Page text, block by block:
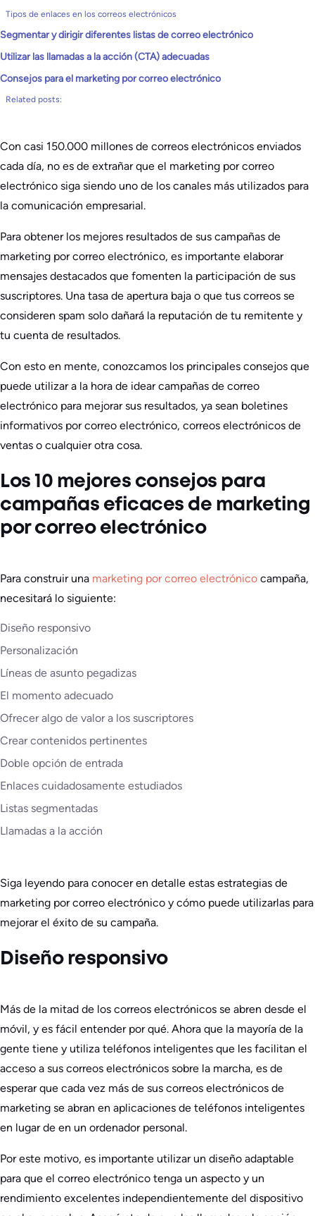
Tipos de enlaces en los correos electrónicos
Segmentar y dirigir diferentes listas de correo electrónico
Utilizar las llamadas a la acción (CTA) adecuadas
Consejos para el marketing por correo electrónico
Related posts:
Con casi 150.000 millones de correos electrónicos enviados
cada día, no es de extrañar que el marketing por correo
electrónico siga siendo uno de los canales más utilizados para
la comunicación empresarial.
Para obtener los mejores resultados de sus campañas de
marketing por correo electrónico, es importante elaborar
mensajes destacados que fomenten la participación de sus
suscriptores. Una tasa de apertura baja o que tus correos se
consideren spam solo dañará la reputación de tu remitente y
tu cuenta de resultados.
Con esto en mente, conozcamos los principales consejos que
puede utilizar a la hora de idear campañas de correo
electrónico para mejorar sus resultados, ya sean boletines
informativos por correo electrónico, correos electrónicos de
ventas o cualquier otra cosa.
Los 10 mejores consejos para
campañas eficaces de marketing
por correo electrónico
Para construir una marketing por correo electrónico campaña,
necesitará lo siguiente:
Diseño responsivo
Personalización
Líneas de asunto pegadizas
El momento adecuado
Ofrecer algo de valor a los suscriptores
Crear contenidos pertinentes
Doble opción de entrada
Enlaces cuidadosamente estudiados
Listas segmentadas
Llamadas a la acción
Siga leyendo para conocer en detalle estas estrategias de
marketing por correo electrónico y cómo puede utilizarlas para
mejorar el éxito de su campaña.
Diseño responsivo
Más de la mitad de los correos electrónicos se abren desde el
móvil, y es fácil entender por qué. Ahora que la mayoría de la
gente tiene y utiliza teléfonos inteligentes que les facilitan el
acceso a sus correos electrónicos sobre la marcha, es de
esperar que cada vez más de sus correos electrónicos de
marketing se abran en aplicaciones de teléfonos inteligentes
en lugar de en un ordenador personal.
Por este motivo, es importante utilizar un diseño adaptable
para que el correo electrónico tenga un aspecto y un
rendimiento excelentes independientemente del dispositivo